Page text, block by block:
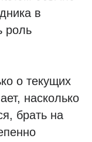
в
роль
о текущих
насколько
брать на